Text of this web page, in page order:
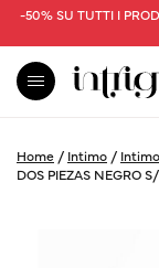
-50% SU TUTTI I
Home / Intimo /
DOS PIEZAS NEGRO